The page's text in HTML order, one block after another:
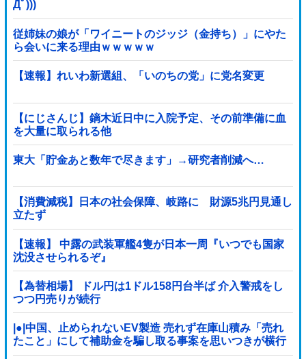
Дﾟ)))
従姉妹の娘が「ワイニートのジッジ（金持ち）」にやた
ら会いに来る理由ｗｗｗｗｗ
【速報】れいわ新選組、「いのちの党」に党名変更
【にじさんじ】鏑木近日中に入院予定、その前準備に血
を大量に取られる他
東大「貯金あと数年で尽きます」→研究者削減へ…
【消費減税】日本の社会保障、岐路に 財源5兆円見通し
立たず
【速報】 中露の武装軍艦4隻が日本一周『いつでも国家
沈没させられるぞ』
【為替相場】 ドル円は1ドル158円台半ば 介入警戒をし
つつ円売りが続行
|●|中国、止められないEV製造 売れず在庫山積み「売れ
たこと」にして補助金を騙し取る事案を思いつきが横行